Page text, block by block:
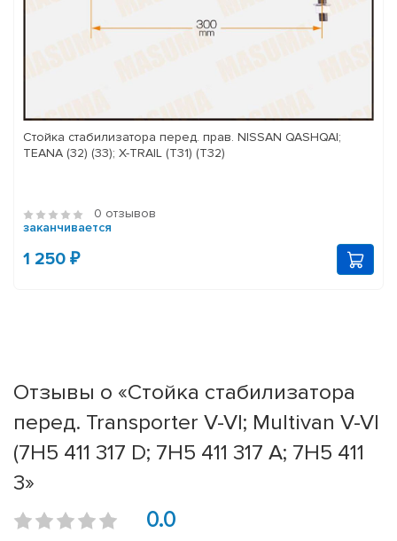
Стойка стабилизатора перед. прав. NISSAN QASHQAI;
TEANA (32) (33); X-TRAIL (T31) (T32)
0 отзывов
заканчивается
1 250 ₽
Отзывы о «Стойка стабилизатора
перед. Transporter V-VI; Multivan V-VI
(7H5 411 317 D; 7H5 411 317 A; 7H5 411
3»
0.0